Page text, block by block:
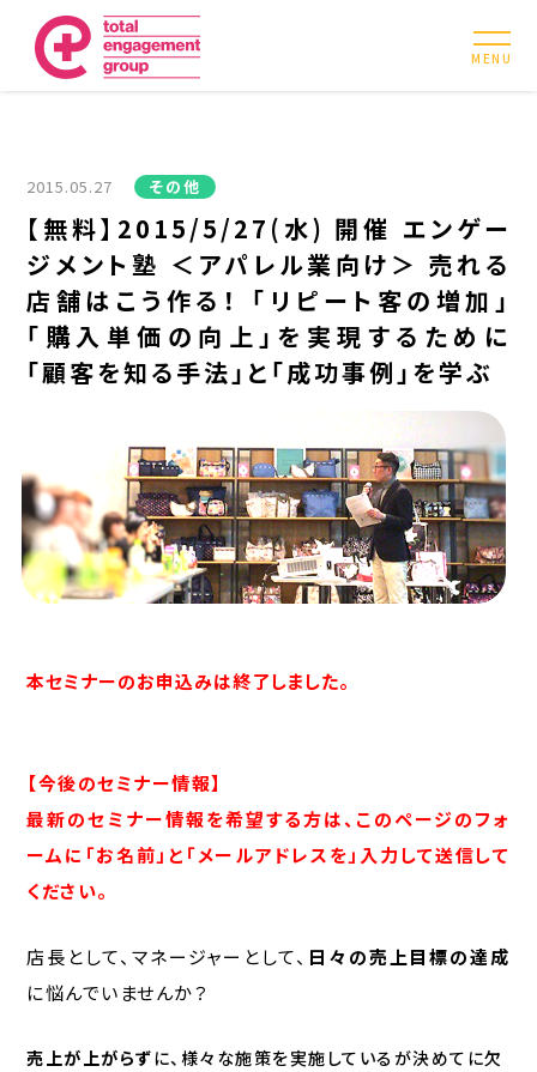
MENU
2015.05.27 その他
【無料】2015/5/27(水) 開催 エンゲー
ジメント塾 ＜アパレル業向け＞ 売れる
店舗はこう作る！ 「リピート客の増加」
「購入単価の向上」を実現するために
「顧客を知る手法」と「成功事例」を学ぶ
本セミナーのお申込みは終了しました。
【今後のセミナー情報】
最新のセミナー情報を希望する方は、このページのフォ
ームに「お名前」と「メールアドレスを」入力して送信して
ください。
店長として、マネージャーとして、 日々の売上目標の達成
に悩んでいませんか？
売上が上がらずに、様々な施策を実施しているが決めてに欠